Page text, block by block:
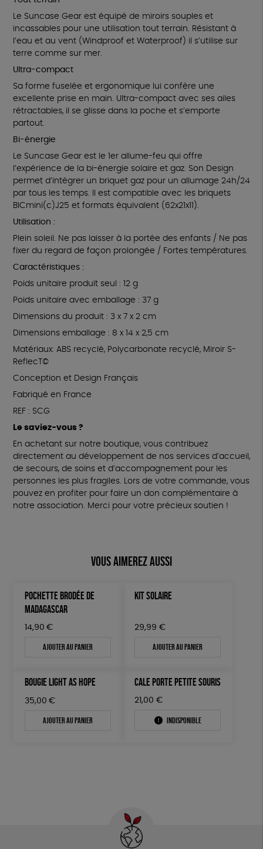
Le Suncase Gear est équipé de miroirs souples et
incassables pour une utilisation tout terrain. Résistant à
l’eau et au vent (Windproof et Waterproof) il s’utilise sur
terre comme sur mer.
Ultra-compact
Sa forme fuselée et ergonomique lui confère une
excellente prise en main. Ultra-compact avec ses ailes
rétractables, il se glisse dans la poche et s’emporte
partout.
Bi-énergie
Le Suncase Gear est le 1er allume-feu qui offre
l’expérience de la bi-énergie solaire et gaz. Son Design
permet d’intégrer un briquet gaz pour un allumage 24h/24
par tous les temps. Il est compatible avec les briquets
BICmini(c)J25 et formats équivalent (62x21x11).
Utilisation :
Plein soleil. Ne pas laisser à la portée des enfants / Ne pas
fixer du regard de façon prolongée / Fortes températures.
Caractéristiques :
Poids unitaire produit seul : 12 g
Poids unitaire avec emballage : 37 g
Dimensions du produit : 3 x 7 x 2 cm
Dimensions emballage : 8 x 14 x 2,5 cm
Matériaux: ABS recyclé, Polycarbonate recyclé, Miroir S-
ReflecT©
Conception et Design Français
Fabriqué en France
REF : SCG
Le saviez-vous ?
En achetant sur notre boutique, vous contribuez
directement au développement de nos services d’accueil,
de secours, de soins et d’accompagnement pour les
personnes les plus fragiles. Lors de votre commande, vous
pouvez en profiter pour faire un don complémentaire à
notre association. Merci pour votre précieux soutien !
Vous aimerez aussi
POCHETTE BRODÉE DE
MADAGASCAR
14,90 €
Ajouter au panier
KIT SOLAIRE
29,99 €
Ajouter au panier
BOUGIE LIGHT AS HOPE
35,00 €
Ajouter au panier
CALE PORTE PETITE SOURIS
21,00 €
Indisponible